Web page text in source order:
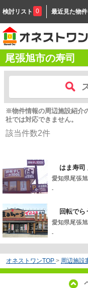
検討リスト 0 最近見た物件
尾張旭市の寿司
※物件情報の周辺施設紹介
社では対応できません。
該当件数2件
はま寿司
愛知県尾張
-
回転でら
愛知県尾張
-
オネストワンTOP > 周辺施設